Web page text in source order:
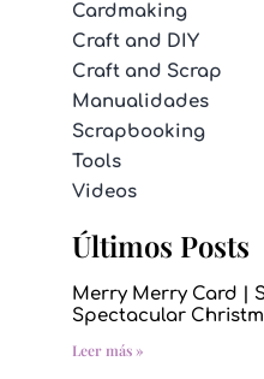
Cardmaking
Craft and DIY
Craft and Scrap
Manualidades
Scrapbooking
Tools
Videos
Últimos Posts
Merry Merry Card |
Spectacular
Leer más »